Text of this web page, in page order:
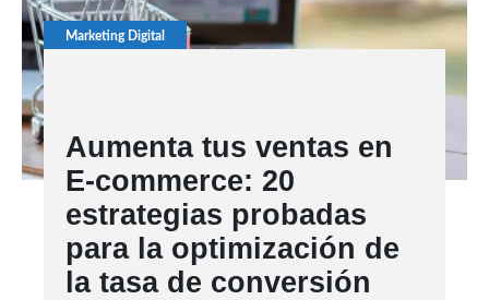
Marketing Digital
Aumenta tus ventas en
E-commerce: 20
estrategias probadas
para la optimización de
la tasa de conversión